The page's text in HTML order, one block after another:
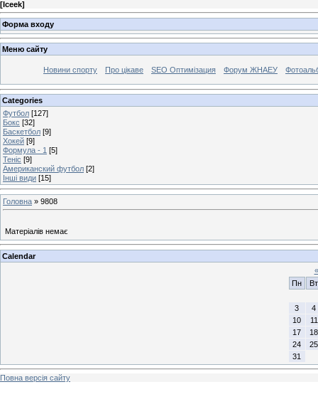
[Iceek]
Форма входу
Меню сайту
Новини спорту Про цікаве SEO Оптимізация Форум ЖНАЕУ
Categories
Футбол [127]
Бокс [32]
Баскетбол [9]
Хокей [9]
Формула - 1 [5]
Теніс [9]
Американский футбол [2]
Інші види [15]
Головна » 9808
Матеріалів немає
Calendar
«
Пн
Вт
3
4
10
11
17
18
24
25
31
Повна версія сайту